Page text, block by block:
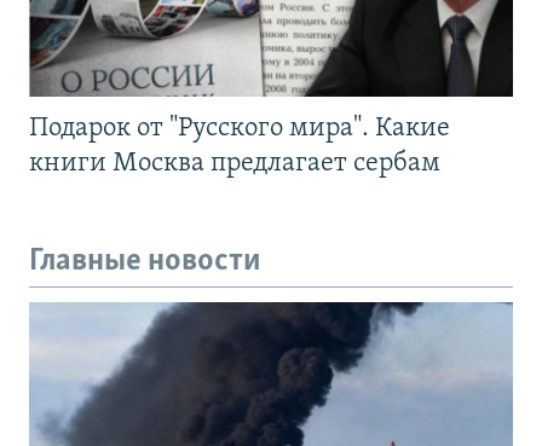
Подарок от "Русского мира". Какие
книги Москва предлагает сербам
Главные новости